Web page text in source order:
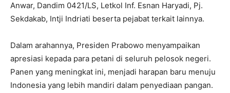
Anwar, Dandim 0421/LS, Letkol Inf. Esnan Haryadi, Pj.
Sekdakab, Intji Indriati beserta pejabat terkait lainnya.
Dalam arahannya, Presiden Prabowo menyampaikan
apresiasi kepada para petani di seluruh pelosok negeri.
Panen yang meningkat ini, menjadi harapan baru menuju
Indonesia yang lebih mandiri dalam penyediaan pangan.